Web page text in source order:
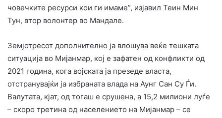
човечките ресурси кои ги имаме”, изјавил Теин Мин
Тун, втор волонтер во Мандале.
Земјотресот дополнително ја влошува веќе тешката
ситуација во Мијанмар, кој е зафатен од конфликти од
2021 година, кога војската ја презеде власта,
отстранувајќи ја избраната влада на Аунг Сан Су Ѓи.
Валутата, кјат, од тогаш е срушена, а 15,2 милиони луѓе
– скоро третина од населението на Мијанмар – се